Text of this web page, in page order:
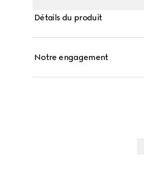
Détails du produit
Notre engagement